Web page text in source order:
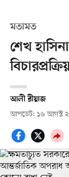
মতামত
শেখ
আলী রীয়াজ
আপডেট: ১৬ আগস্ট